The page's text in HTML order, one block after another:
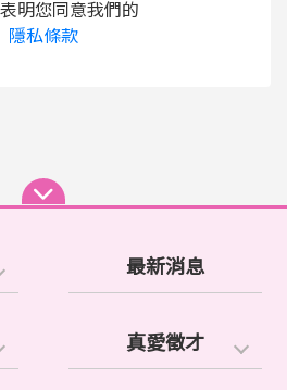
明您同意我們的
隱私條款
最新消息
真愛徵才